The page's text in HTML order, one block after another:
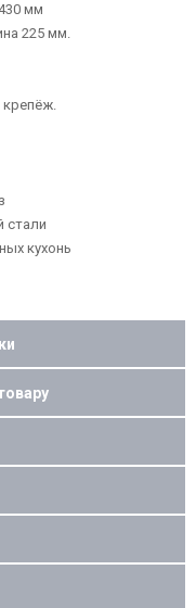
мм
225 мм.
крепёж.
стали
кухонь